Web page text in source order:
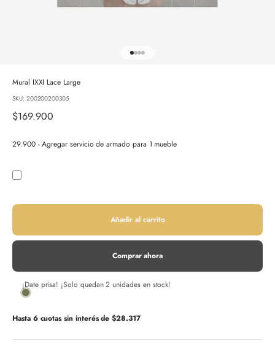
Ir al artículo 1
Ir al artículo 2
Ir al artículo 3
Ir al artículo 4
Mural IXXI Lace Large
SKU: 200200200305
Precio de oferta
$169.900
29.900 - Agregar servicio de armado para 1 mueble
Añadir al carrito
Comprar ahora
¡Date prisa! ¡Solo quedan 2 unidades en stock!
Hasta 6 cuotas sin interés de$28.317